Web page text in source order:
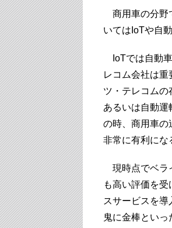
商用車の分野
いてはIoTや自
IoTでは自動車
レコム会社は
ツ・テレコムの
あるいは自動運
の時、商用車の
非常に有利にな
現時点でベラ
も高い評価を
スサービスを
鬼に金棒といっ